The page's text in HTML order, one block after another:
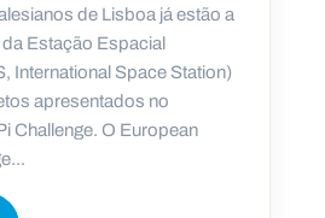
de Lisboa já estão a
Estação Espacial
International Space Station)
apresentados no
Challenge. O European